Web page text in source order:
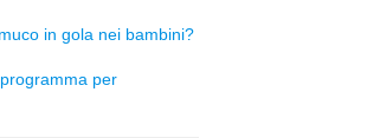
in gola nei bambini?
per